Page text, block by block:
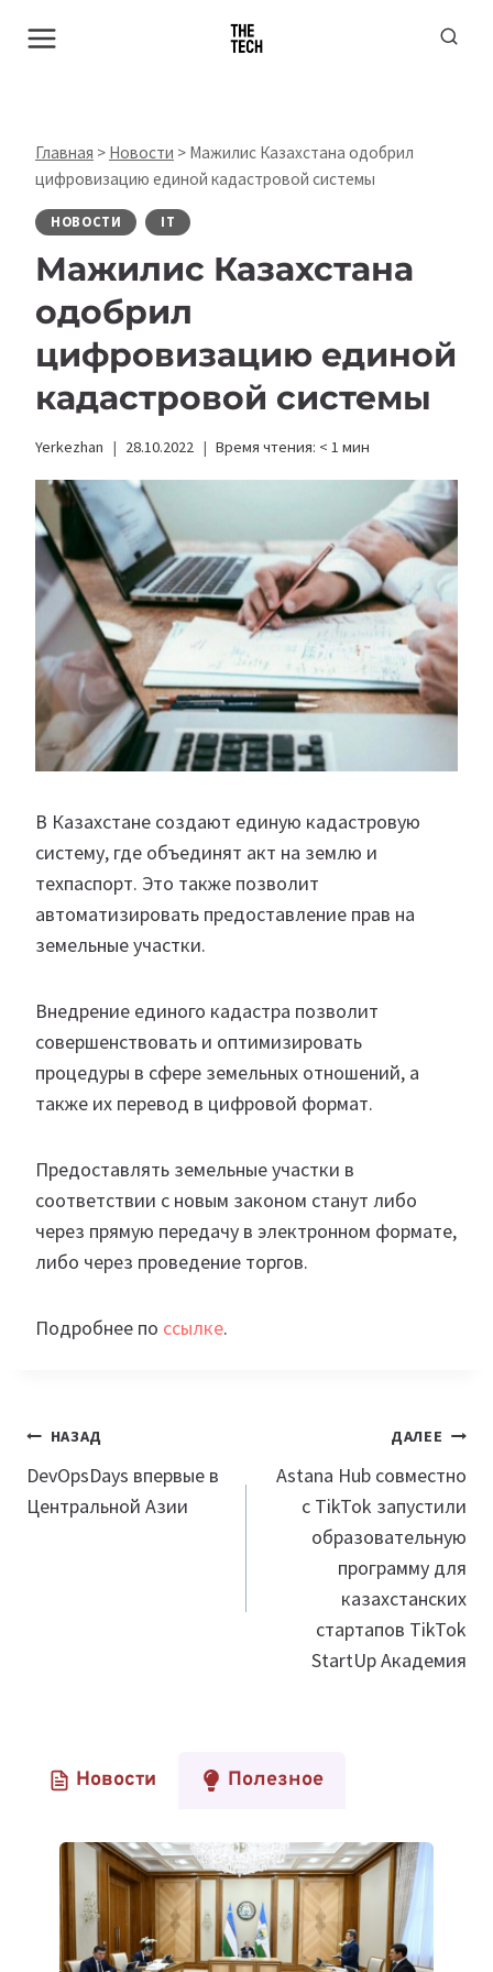
Главная > Новости > Мажилис Казахстана одобрил
цифровизацию единой кадастровой системы
НОВОСТИ IT
Мажилис Казахстана
одобрил
цифровизацию единой
кадастровой системы
Yerkezhan 28.10.2022 Время чтения: < 1 мин
В Казахстане создают единую кадастровую
систему, где объединят акт на землю и
техпаспорт. Это также позволит
автоматизировать предоставление прав на
земельные участки.
Внедрение единого кадастра позволит
совершенствовать и оптимизировать
процедуры в сфере земельных отношений, а
также их перевод в цифровой формат.
Предоставлять земельные участки в
соответствии с новым законом станут либо
через прямую передачу в электронном формате,
либо через проведение торгов.
Подробнее по ссылке.
Навигация
по
записям
НАЗАД
DevOpsDays впервые в
Центральной Азии
ДАЛЕЕ
Astana Hub совместно
с TikTok запустили
образовательную
программу для
казахстанских
стартапов TikTok
StartUp Академия
Новости Полезное